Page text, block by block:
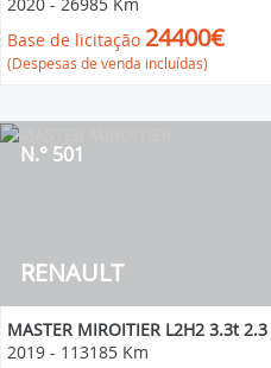
Base de licitação 24400€
(Despesas de venda incluídas)
RENAULT
N.° 501
MASTER MIROITIER L2H2 3.3t
2019 - 113185 Km